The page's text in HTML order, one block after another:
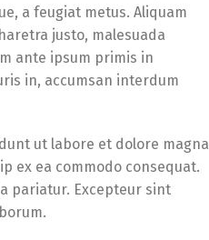
a feugiat metus. Aliquam
justo, malesuada
ante ipsum primis in
in, accumsan interdum
ut labore et dolore magna
ex ea commodo consequat.
pariatur. Excepteur sint